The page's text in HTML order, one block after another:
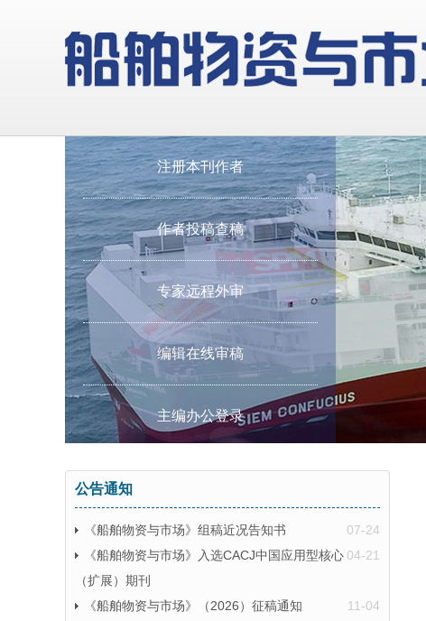
注册本刊作者
作者投稿查稿
专家远程外审
编辑在线审稿
主编办公登录
公告通知
07-24
《船舶物资与市场》组稿近况告知书
04-21
《船舶物资与市场》入选CACJ中国应用型核心
（扩展）期刊
11-04
《船舶物资与市场》（2026）征稿通知